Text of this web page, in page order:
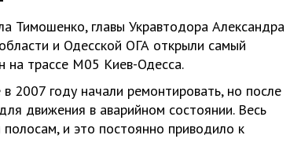
Тимошенко, главы Укравтодора Александра
и Одесской ОГА открыли самый
на трассе М05 Киев-Одесса.
2007 году начали ремонтировать, но после
движения в аварийном состоянии. Весь
и это постоянно приводило к